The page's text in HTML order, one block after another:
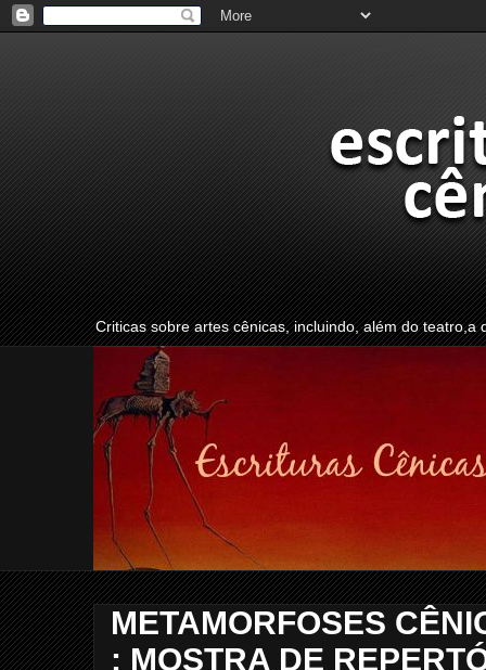
Criticas sobre artes cênicas, incluindo, além do
METAMORFOSES
: MOSTRA DE